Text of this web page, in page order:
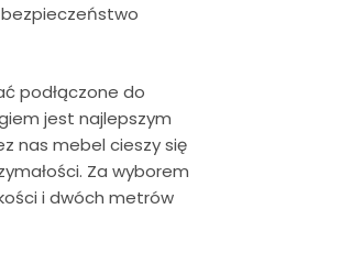
podłączone do
jest najlepszym
nas mebel cieszy się
Za wyborem
i dwóch metrów